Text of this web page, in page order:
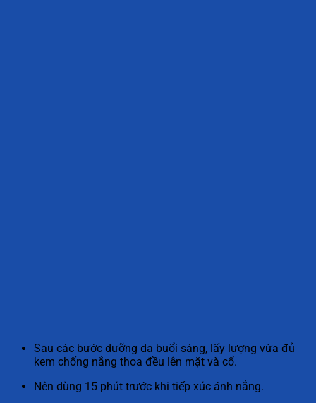
Sau các bước dưỡng da buổi sáng, lấy lượng vừa đủ
kem chống nắng thoa đều lên mặt và cổ.
Nên dùng 15 phút trước khi tiếp xúc ánh nắng.